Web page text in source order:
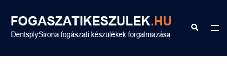
content
Search